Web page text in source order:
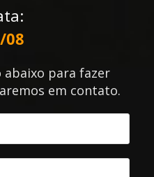
08
para fazer
em contato.